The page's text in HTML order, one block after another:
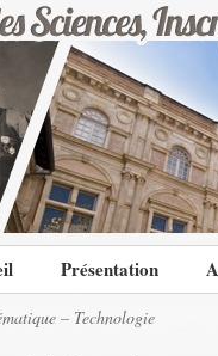
Présentation
– Technologie